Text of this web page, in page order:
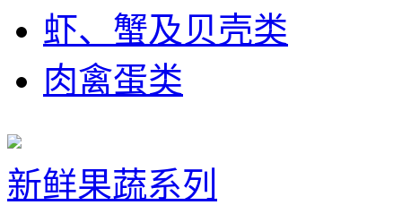
虾、蟹及贝壳类
肉禽蛋类
新鲜果蔬系列